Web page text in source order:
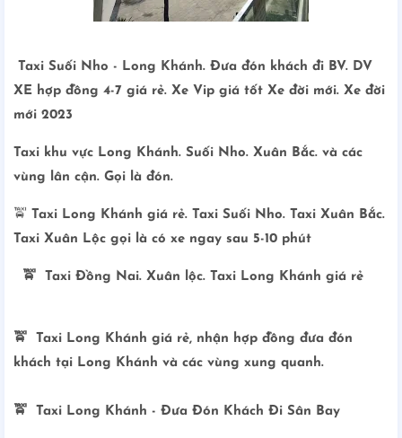
Taxi Suối Nho - Long Khánh. Đưa đón khách đi BV. DV
XE hợp đồng 4-7 giá rẻ. Xe Vip giá tốt Xe đời mới. Xe đời
mới 2023
Taxi khu vực Long Khánh. Suối Nho. Xuân Bắc. và các
vùng lân cận. Gọi là đón.
🚖
Taxi Long Khánh giá rẻ. Taxi Suối Nho. Taxi Xuân Bắc.
Taxi Xuân Lộc gọi là có xe ngay sau 5-10 phút
🚖 Taxi Đồng Nai. Xuân lộc. Taxi Long Khánh giá rẻ
🚖 Taxi Long Khánh giá rẻ, nhận hợp đồng đưa đón
khách tại Long Khánh và các vùng xung quanh.
🚖 Taxi Long Khánh - Đưa Đón Khách Đi Sân Bay